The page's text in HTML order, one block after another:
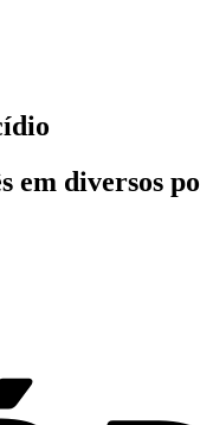
diversos